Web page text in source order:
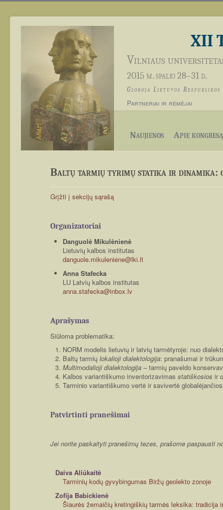
XII
Vilniaus
2015 m. spalio 28–31 d.
Globoja Lietuvos
Partneriai ir rėmėjai
Naujienos Apie kongresą
Baltų tarmių tyrimų statika ir dinamika:
Grįžti į sekcijų sąrašą
Organizatoriai
Danguolė Mikulėnienė
Lietuvių kalbos institutas
danguole.mikuleniene@lki.lt
Anna Stafecka
LU Latvių kalbos institutas
anna.stafecka@inbox.lv
Aprašymas
Siūloma problematika:
NORM modelis lietuvių ir latvių tarmėtyroje: nuo
Baltų tarmių lokalioji dialektologija: pranašumai ir
Multimodalioji dialektologija – tarmių paveldo
Kalbos variantiškumo inventorizavimas statiškosios ir
Tarminio variantiškumo vertė ir savivertė
Patvirtinti pranešimai
Jei norite paskaityti pranešimų tezes, prašome paspausti
Daiva Aliūkaitė
Tarminių kodų gyvybingumas Biržų geolekto zonoje
Zofija Babickienė
Šiaurės žemaičių kretingiškių tarmės leksika: tradicija